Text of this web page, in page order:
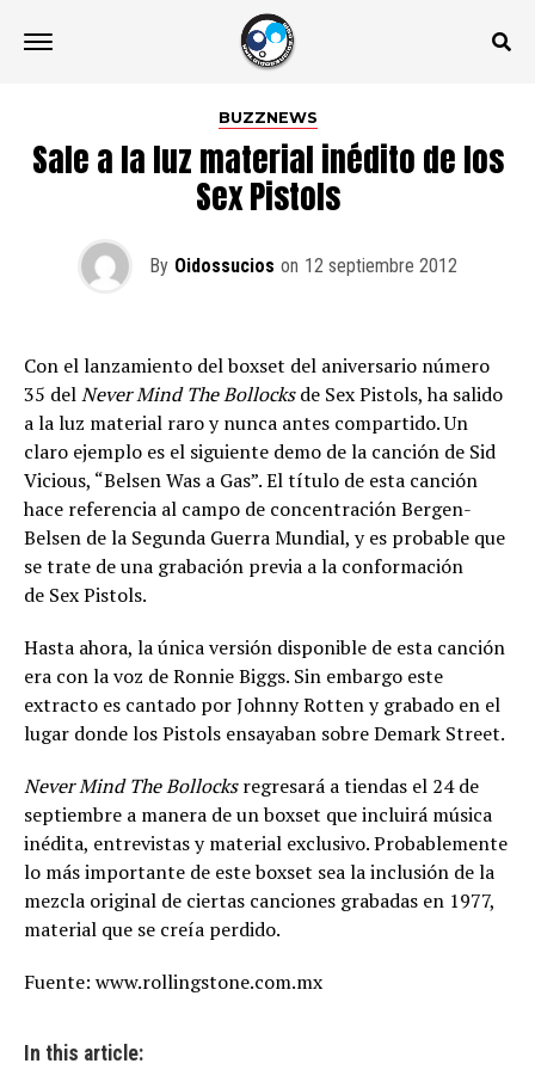
BUZZNEWS
Sale a la luz material inédito de los
Sex Pistols
By Oidossucios on 12 septiembre 2012
Con el lanzamiento del boxset del aniversario número
35 delNever Mind The Bollocksde Sex Pistols, ha salido
a la luz material raro y nunca antes compartido. Un
claro ejemplo es el siguiente demo de la canción de Sid
Vicious, “Belsen Was a Gas”. El título de esta canción
hace referencia al campo de concentración Bergen-
Belsen de la Segunda Guerra Mundial, y es probable que
se trate de una grabación previa a la conformación
de Sex Pistols.
Hasta ahora, la única versión disponible de esta canción
era con la voz de Ronnie Biggs. Sin embargo este
extracto es cantado por Johnny Rotten y grabado en el
lugar donde los Pistols ensayaban sobre Demark Street.
Never Mind The Bollocksregresará a tiendas el 24 de
septiembre a manera de un boxset que incluirá música
inédita, entrevistas y material exclusivo. Probablemente
lo más importante de este boxset sea la inclusión de la
mezcla original de ciertas canciones grabadas en 1977,
material que se creía perdido.
Fuente: www.rollingstone.com.mx
In this article: